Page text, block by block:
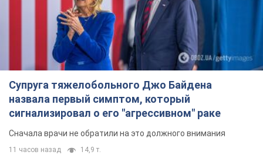
Супруга тяжелобольного Джо Байдена
назвала первый симптом, который
сигнализировал о его "агрессивном" раке
Сначала врачи не обратили на это должного внимания
11 часов назад 14,9 т.